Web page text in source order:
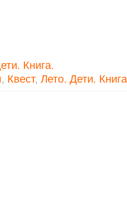
Книга.
, Квест, Лето. Дети.